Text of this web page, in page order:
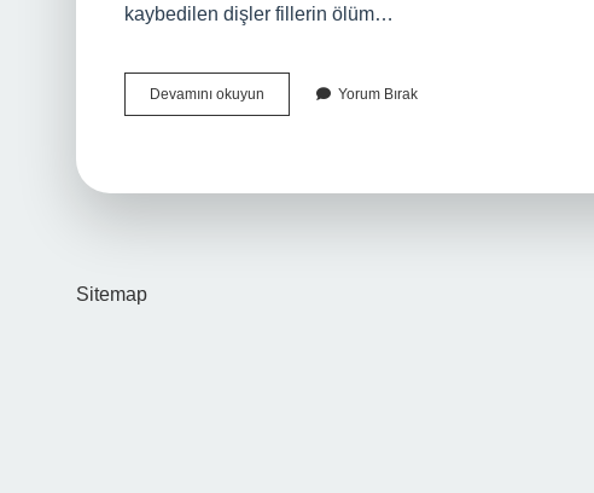
kaybedilen dişler fillerin ölüm…
Devamını okuyun
Hangi
Yorum Bırak
Sitemap